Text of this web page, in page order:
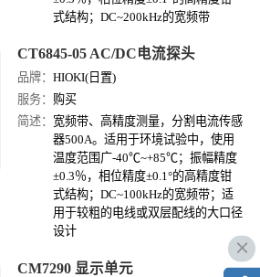
式结构；DC~200kHz的宽频带
CT6845-05 AC/DC电流探头
品牌：HIOKI(日置)
服务： 购买
简述： 宽频带、高精度测量，分割电流传感
器500A。适用于环境试验中，使用
温度范围广-40℃~+85℃；振幅精度
±0.3％，相位精度±0.1°的高精度钳
式结构；DC~100kHz的宽频带；适
用于较粗的电线或双层配线的大口径
设计
CM7290 显示单元